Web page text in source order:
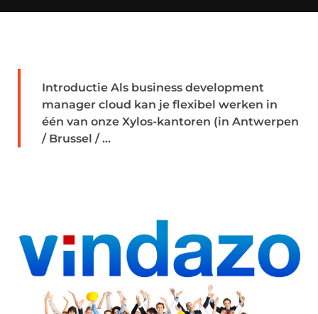
Introductie Als business development
manager cloud kan je flexibel werken in
één van onze Xylos-kantoren (in Antwerpen
/ Brussel / ...